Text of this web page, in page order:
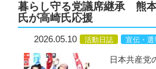
暮らし守る党議席継承 熊
氏が高崎氏応援
2026.05.10 活動日誌 宣伝・選
日本共産党